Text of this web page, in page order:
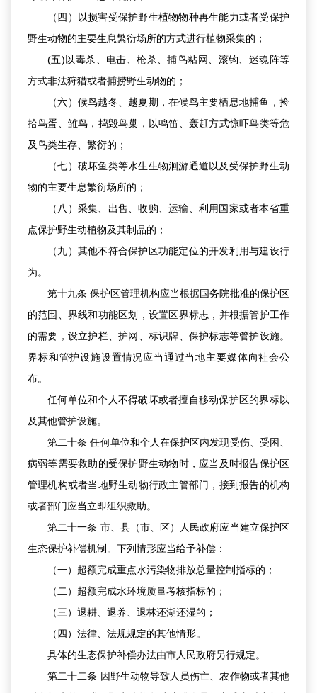
（四）以损害受保护野生植物物种再生能力或者受保护
野生动物的主要生息繁衍场所的方式进行植物采集的；
(五)以毒杀、电击、枪杀、捕鸟粘网、滚钩、迷魂阵等
方式非法狩猎或者捕捞野生动物的；
（六）候鸟越冬、越夏期，在候鸟主要栖息地捕鱼，捡
拾鸟蛋、雏鸟，捣毁鸟巢，以鸣笛、轰赶方式惊吓鸟类等危
及鸟类生存、繁衍的；
（七）破坏鱼类等水生生物洄游通道以及受保护野生动
物的主要生息繁衍场所的；
（八）采集、出售、收购、运输、利用国家或者本省重
点保护野生动植物及其制品的；
（九）其他不符合保护区功能定位的开发利用与建设行
为。
第十九条 保护区管理机构应当根据国务院批准的保护区
的范围、界线和功能区划，设置区界标志，并根据管护工作
的需要，设立护栏、护网、标识牌、保护标志等管护设施。
界标和管护设施设置情况应当通过当地主要媒体向社会公
布。
任何单位和个人不得破坏或者擅自移动保护区的界标以
及其他管护设施。
第二十条 任何单位和个人在保护区内发现受伤、受困、
病弱等需要救助的受保护野生动物时，应当及时报告保护区
管理机构或者当地野生动物行政主管部门，接到报告的机构
或者部门应当立即组织救助。
第二十一条 市、县（市、区）人民政府应当建立保护区
生态保护补偿机制。下列情形应当给予补偿：
（一）超额完成重点水污染物排放总量控制指标的；
（二）超额完成水环境质量考核指标的；
（三）退耕、退养、退林还湖还湿的；
（四）法律、法规规定的其他情形。
具体的生态保护补偿办法由市人民政府另行规定。
第二十二条 因野生动物导致人员伤亡、农作物或者其他